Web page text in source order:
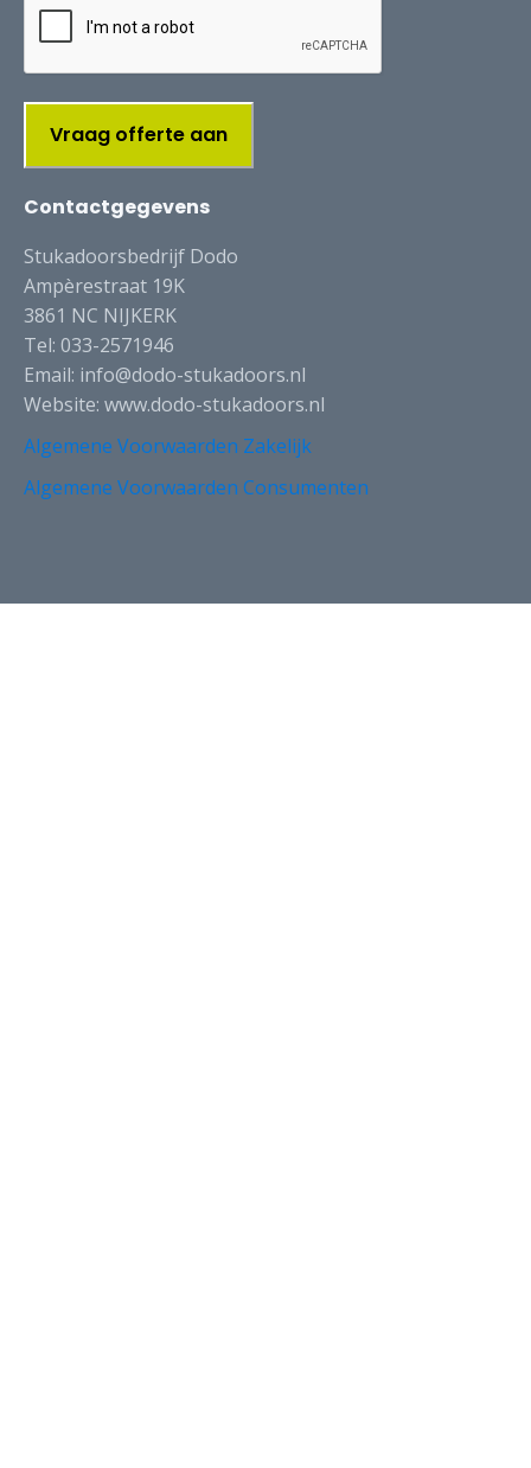
Contactgegevens
Stukadoorsbedrijf Dodo
Ampèrestraat 19K
3861 NC NIJKERK
Tel: 033-2571946
Email: info@dodo-stukadoors.nl
Website: www.dodo-stukadoors.nl
Algemene Voorwaarden Zakelijk
Algemene Voorwaarden Consumenten